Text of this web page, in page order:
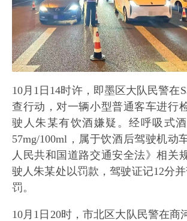
10月1日14时许，即墨区大队民警在
查行动，对一辆小型普通客车进行
驶人朱某有饮酒嫌疑。经呼吸式
57mg/100ml，属于饮酒后驾驶机动
人民共和国道路交通安全法》相关
驶人朱某处以罚款，驾驶证记12分
罚。
10月1日20时，市北区大队民警在商